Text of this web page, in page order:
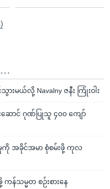
မယ်လို့ Navalny ဇနီး ကြုံးဝါး
ာင် ဂုဏ်ပြုသူ ၄၀၀ ကျော်
ကို အခိုင်အမာ စုံစမ်းဖို့ ကုလ
သမ္မတ စဉ်းစားနေ